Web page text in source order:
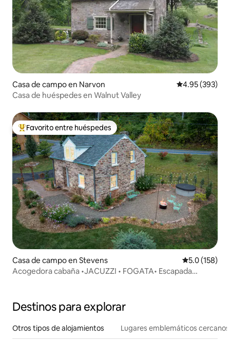
Casa de campo en Narvon Calificación
4.95 (393)
Casa de huéspedes en Walnut Valley
De los mejores en Favorito entre huéspedes
Favorito entre huéspedes
Casa de campo en Stevens Calificación
5.0 (158)
Acogedora cabaña •JACUZZI • FOGATA• Escapada
Destinos para explorar
Otros tipos de alojamientos Lugares emblemáticos cercanos